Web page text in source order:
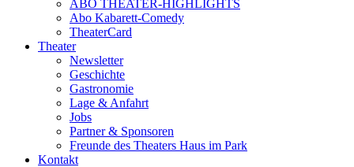
ABO THEATER-HIGHLIGHTS
Abo Kabarett-Comedy
TheaterCard
Theater
Newsletter
Geschichte
Gastronomie
Lage & Anfahrt
Jobs
Partner & Sponsoren
Freunde des Theaters Haus im Park
Kontakt